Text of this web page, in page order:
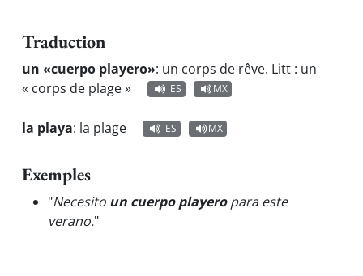
Traduction
un «cuerpo playero»: un corps de rêve. Litt : un
« corps de plage »
ES MX
la playa: la plage ES MX
Exemples
"Necesito un cuerpo playeropara este
verano."